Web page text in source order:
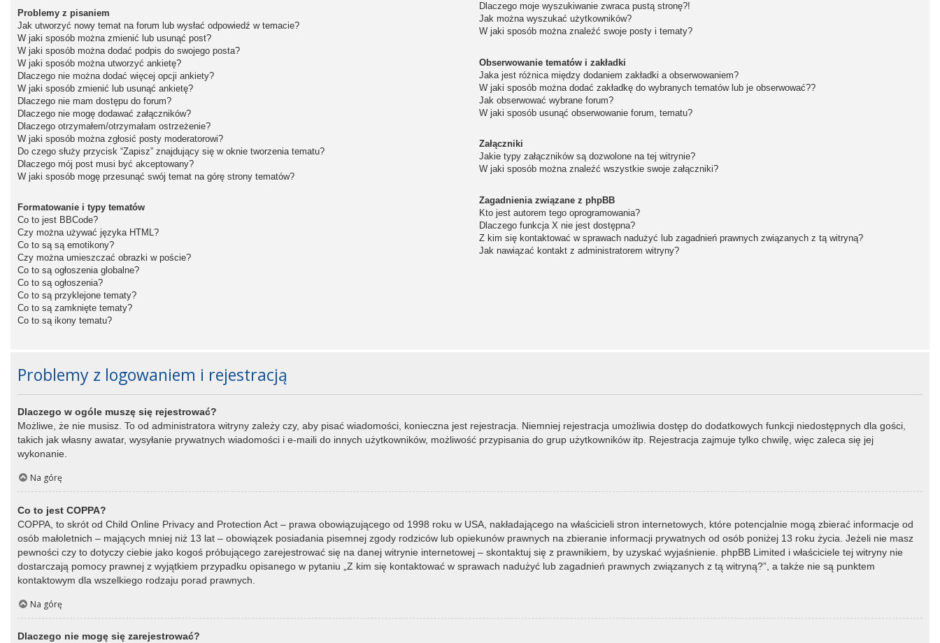
Problemy z pisaniem
Jak utworzyć nowy temat na forum lub wysłać odpowiedź w temacie?
W jaki sposób można zmienić lub usunąć post?
W jaki sposób można dodać podpis do swojego posta?
W jaki sposób można utworzyć ankietę?
Dlaczego nie można dodać więcej opcji ankiety?
W jaki sposób zmienić lub usunąć ankietę?
Dlaczego nie mam dostępu do forum?
Dlaczego nie mogę dodawać załączników?
Dlaczego otrzymałem/otrzymałam ostrzeżenie?
W jaki sposób można zgłosić posty moderatorowi?
Do czego służy przycisk “Zapisz” znajdujący się w oknie tworzenia tematu?
Dlaczego mój post musi być akceptowany?
W jaki sposób mogę przesunąć swój temat na górę strony tematów?
Formatowanie i typy tematów
Co to jest BBCode?
Czy można używać języka HTML?
Co to są są emotikony?
Czy można umieszczać obrazki w poście?
Co to są ogłoszenia globalne?
Co to są ogłoszenia?
Co to są przyklejone tematy?
Co to są zamknięte tematy?
Co to są ikony tematu?
Dlaczego moje wyszukiwanie zwraca pustą stronę?!
Jak można wyszukać użytkowników?
W jaki sposób można znaleźć swoje posty i tematy?
Obserwowanie tematów i zakładki
Jaka jest różnica między dodaniem zakładki a obserwowaniem?
W jaki sposób można dodać zakładkę do wybranych tematów lub je obserwować??
Jak obserwować wybrane forum?
W jaki sposób usunąć obserwowanie forum, tematu?
Załączniki
Jakie typy załączników są dozwolone na tej witrynie?
W jaki sposób można znaleźć wszystkie swoje załączniki?
Zagadnienia związane z phpBB
Kto jest autorem tego oprogramowania?
Dlaczego funkcja X nie jest dostępna?
Z kim się kontaktować w sprawach nadużyć lub zagadnień prawnych związanych z tą witryną?
Jak nawiązać kontakt z administratorem witryny?
Problemy z logowaniem i rejestracją
Dlaczego w ogóle muszę się rejestrować?
Możliwe, że nie musisz. To od administratora witryny zależy czy, aby pisać wiadomości, konieczna jest rejestracja. Niemniej rejestracja umożliwia dostęp do dodatkowych funkcji niedostępnych dla gości,
takich jak własny awatar, wysyłanie prywatnych wiadomości i e-maili do innych użytkowników, możliwość przypisania do grup użytkowników itp. Rejestracja zajmuje tylko chwilę, więc zaleca się jej
wykonanie.
Na górę
Co to jest COPPA?
COPPA, to skrót od Child Online Privacy and Protection Act – prawa obowiązującego od 1998 roku w USA, nakładającego na właścicieli stron internetowych, które potencjalnie mogą zbierać informacje od
osób małoletnich – mających mniej niż 13 lat – obowiązek posiadania pisemnej zgody rodziców lub opiekunów prawnych na zbieranie informacji prywatnych od osób poniżej 13 roku życia. Jeżeli nie masz
pewności czy to dotyczy ciebie jako kogoś próbującego zarejestrować się na danej witrynie internetowej – skontaktuj się z prawnikiem, by uzyskać wyjaśnienie. phpBB Limited i właściciele tej witryny nie
dostarczają pomocy prawnej z wyjątkiem przypadku opisanego w pytaniu „Z kim się kontaktować w sprawach nadużyć lub zagadnień prawnych związanych z tą witryną?”, a także nie są punktem
kontaktowym dla wszelkiego rodzaju porad prawnych.
Na górę
Dlaczego nie mogę się zarejestrować?